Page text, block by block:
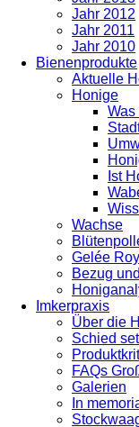
Jahr 2012
Jahr 2011
Jahr 2010
Bienenprodukte
Aktuelle
Honige
Was
Ist
Wachse
Gelée
Bezug
Imkerpraxis
Über die
Schied
FAQs
Galerien
In